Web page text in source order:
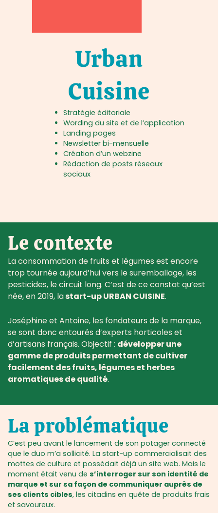
Urban
Cuisine
Stratégie éditoriale
Wording du site et de l’application
Landing pages
Newsletter bi-mensuelle
Création d’un webzine
Rédaction de posts réseaux
sociaux
Le contexte
La consommation de fruits et légumes est encore
trop tournée aujourd’hui vers le suremballage, les
pesticides, le circuit long. C’est de ce constat qu’est
née, en 2019, lastart-up URBAN CUISINE.
Joséphine et Antoine, les fondateurs de la marque,
se sont donc entourés d’experts horticoles et
d’artisans français. Objectif : développer une
gamme de produits permettant de cultiver
facilement des fruits, légumes et herbes
aromatiques de qualité.
La problématique
C’est peu avant le lancement de son potager connecté
que le duo m’a sollicité. La start-up commercialisait des
mottes de culture et possédait déjà un site web. Mais le
moment était venu de s’interroger sur son identité de
marque et sur sa façon de communiquer auprès de
ses clients cibles, les citadins en quête de produits frais
et savoureux.